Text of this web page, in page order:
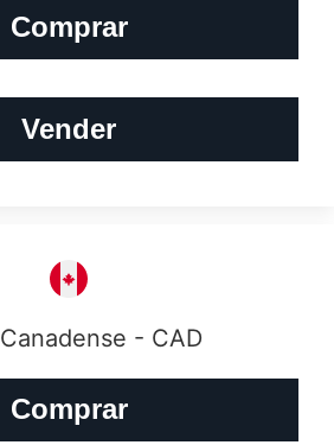
Comprar
Vender
- CAD
Comprar